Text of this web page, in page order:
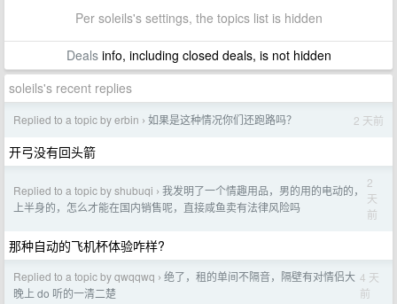
Per soleils's settings, the topics list is hidden
Dealsinfo, including closed deals, is not hidden
soleils's recent replies
Replied to a topic by erbin › 如果是这种情况你们还跑路吗？ 2 天前
开弓没有回头箭
Replied to a topic by shubuqi › 我发明了一个情趣用品，男的用的电动的，
上半身的，怎么才能在国内销售呢，直接咸鱼卖有法律风险吗
2
天
前
那种自动的飞机杯体验咋样?
Replied to a topic by qwqqwq › 绝了，租的单间不隔音，隔壁有对情侣大
晚上 do 听的一清二楚
4 天
前